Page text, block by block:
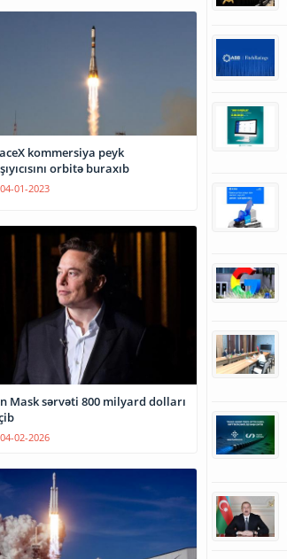
kommersiya peyk
orbitə buraxıb
04-01-2023
Mask sərvəti 800 milyard dolları
04-02-2026